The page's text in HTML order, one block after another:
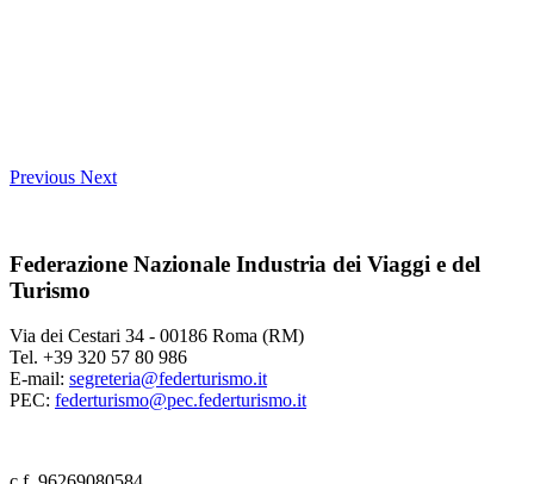
Previous Next
Federazione Nazionale Industria dei Viaggi e del
Turismo
Via dei Cestari 34 - 00186 Roma (RM)
Tel. +39 320 57 80 986
E-mail: segreteria@federturismo.it
PEC: federturismo@pec.federturismo.it